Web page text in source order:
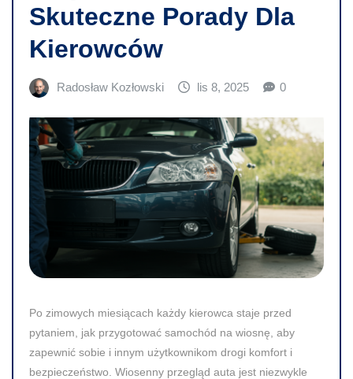
Skuteczne Porady Dla
Kierowców
Radosław Kozłowski lis 8, 2025 0
Po zimowych miesiącach każdy kierowca staje przed
pytaniem, jak przygotować samochód na wiosnę, aby
zapewnić sobie i innym użytkownikom drogi komfort i
bezpieczeństwo. Wiosenny przegląd auta jest niezwykle